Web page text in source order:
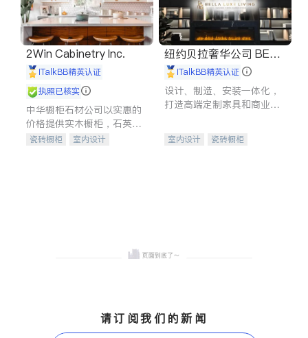
2Win Cabinetry Inc.
iTalkBB精英认证
执照已核实
中华橱柜石材公司以实惠的
价格提供实木橱柜，石英石
台面，多种优质不锈钢水
瓷砖橱柜
室内设计
纽约贝拉奢华公司 BELL
A LUXE
iTalkBB精英认证
设计、制造、安装一体化，
打造高端定制家具和商业空
室内设计
瓷砖橱柜
请订阅我们的新闻